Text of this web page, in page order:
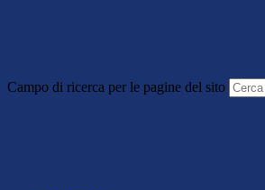
Campo di ricerca per le pagine del sito